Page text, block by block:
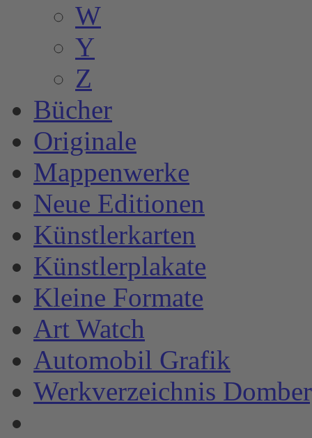
W
Y
Z
Bücher
Originale
Mappenwerke
Neue Editionen
Künstlerkarten
Künstlerplakate
Kleine Formate
Art Watch
Automobil Grafik
Werkverzeichnis